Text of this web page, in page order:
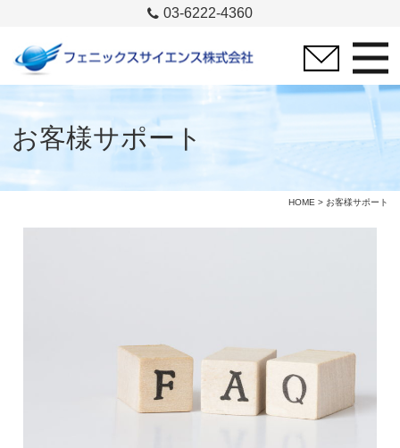
03-6222-4360
お客様サポート
HOME > お客様サポート